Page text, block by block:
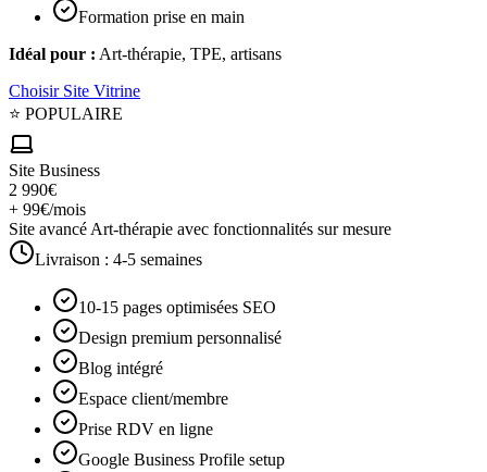
Formation prise en main
Idéal pour : Art-thérapie, TPE, artisans
Choisir Site Vitrine
⭐ POPULAIRE
Site Business
2 990€
+ 99€/mois
Site avancé Art-thérapie avec fonctionnalités sur mesure
Livraison : 4-5 semaines
10-15 pages optimisées SEO
Design premium personnalisé
Blog intégré
Espace client/membre
Prise RDV en ligne
Google Business Profile setup